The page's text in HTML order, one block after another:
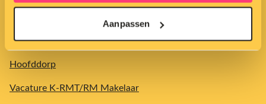
Aanpassen
Amsterdam
Hoofddorp
Vacature K-RMT/RM Makelaar